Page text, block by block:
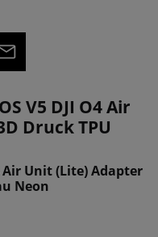
V5 DJI O4 Air
Druck TPU
Air Unit (Lite) Adapter
Neon